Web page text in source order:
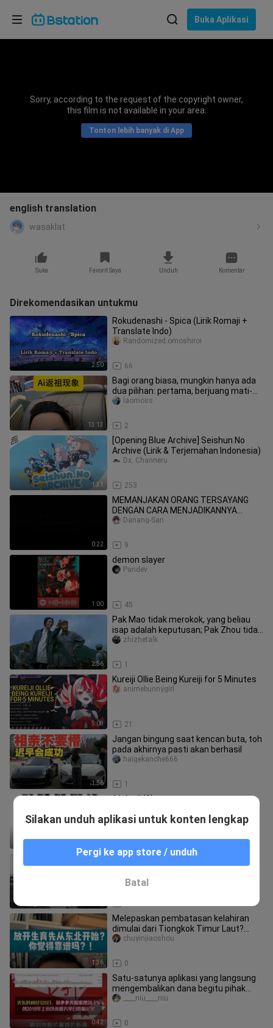
Buka Aplikasi
Sorry, according to the request of the copyright owner,
this film is not available in your area.
Tonton lebih banyak di App
english translation
wasaklat
Suka Favorit Saya Unduh Komentar
Direkomendasikan untukmu
2:50
Rokudenashi - Spica (Lirik Romaji +
Translate Indo)
66
Randomized.omoshiroi
13:13
Bagi orang biasa, mungkin hanya ada
dua pilihan: pertama, berjuang mati-
matian untuk menjadi “indivi
2
laomoss
1:31
[Opening Blue Archive] Seishun No
Archive (Lirik & Terjemahan Indonesia)
253
Dx. Channeru
0:22
MEMANJAKAN ORANG TERSAYANG
DENGAN CARA MENJADIKANNYA
SEBAGAI PEMENANG 🤗
9
Danang-San
1:00
demon slayer
45
Pandev
2:56
Pak Mao tidak merokok, yang beliau
isap adalah keputusan; Pak Zhou tidak
minum arak, yang beliau teg
1
zhizhetalk
5:08
Kureiji Ollie Being Kureiji for 5 Minutes
21
animebunnygirl
1:56
Jangan bingung saat kencan buta, toh
pada akhirnya pasti akan berhasil
1
haigekanche666
11 April (2)
Pagani Utopia! Ayo kita sama-sama
memanas!
haoredehuangbin
1:36
Melepaskan pembatasan kelahiran
dimulai dari Tiongkok Timur Laut?
Menurut Anda, apakah itu masuk aka
0
chuyinjiaoshou
0:42
Satu-satunya aplikasi yang langsung
mengembalikan dana begitu pihak
berwenang turun tangan; tanpanya
0
____niu____niu
Silakan unduh aplikasi untuk konten lengkap
Pergi ke app store / unduh
Batal
Pilih bahasa
Bahasa Indonesia